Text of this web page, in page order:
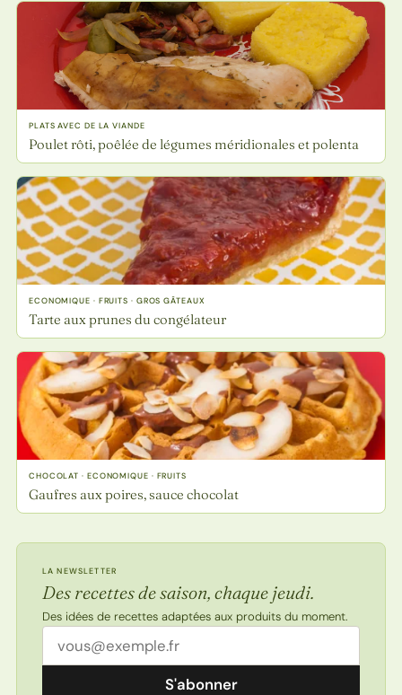
PLATS AVEC DE LA VIANDE
Poulet rôti, poêlée de légumes méridionales et polenta
ECONOMIQUE · FRUITS · GROS GÂTEAUX
Tarte aux prunes du congélateur
CHOCOLAT · ECONOMIQUE · FRUITS
Gaufres aux poires, sauce chocolat
LA NEWSLETTER
Des recettes de saison, chaque jeudi.
Des idées de recettes adaptées aux produits du moment.
Adresse email
S'abonner